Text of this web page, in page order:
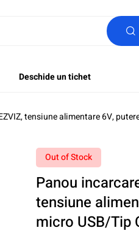
Deschide un tichet
tensiune alimentare 6V,
Out of Stock
Panou
tensiune
micro USB/Tip